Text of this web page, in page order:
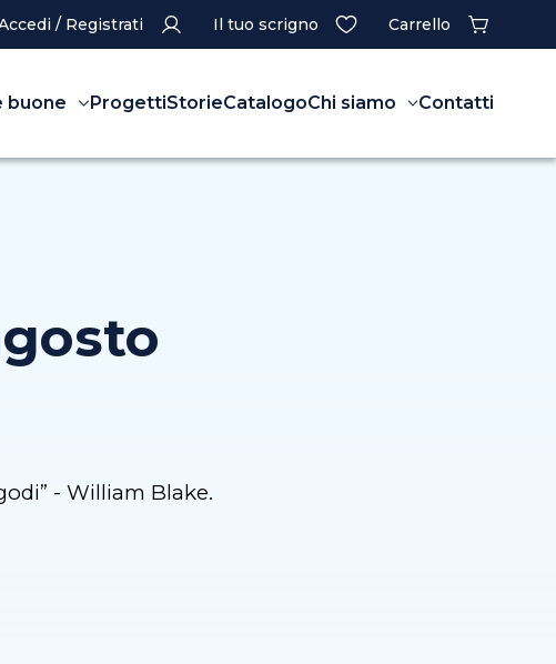
/ Registrati Il tuo scrigno Carrello
buone ProgettiStorieCatalogoChi siamo Contatti
- William Blake.